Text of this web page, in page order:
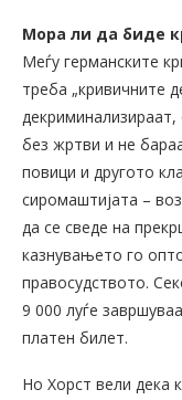
Мора ли да биде
Меѓу германските
треба „кривичните
декриминализираат,
без жртви и не
повици и другото
сиромаштијата –
да се сведе на
казнувањето го
правосудството.
9 000 луѓе
платен билет.
Но Хорст вели дека